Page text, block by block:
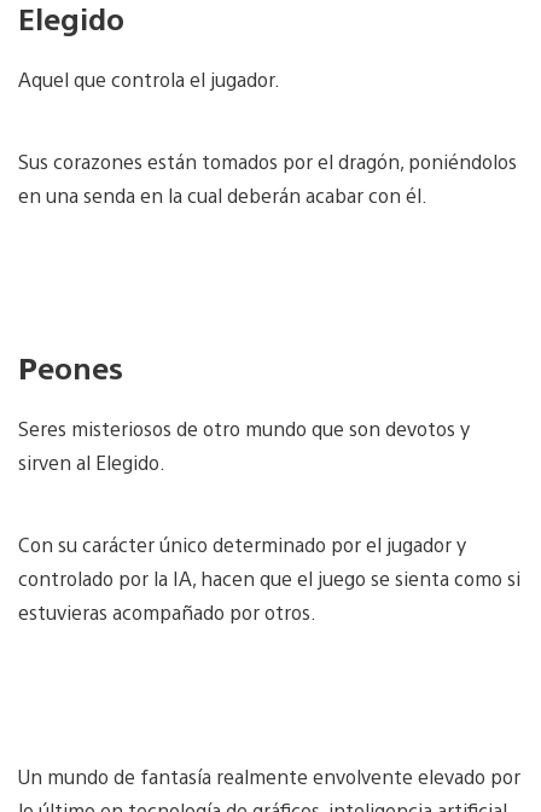
Elegido
Aquel que controla el jugador.
Sus corazones están tomados por el dragón, poniéndolos
en una senda en la cual deberán acabar con él.
Peones
Seres misteriosos de otro mundo que son devotos y
sirven al Elegido.
Con su carácter único determinado por el jugador y
controlado por la IA, hacen que el juego se sienta como si
estuvieras acompañado por otros.
Un mundo de fantasía realmente envolvente elevado por